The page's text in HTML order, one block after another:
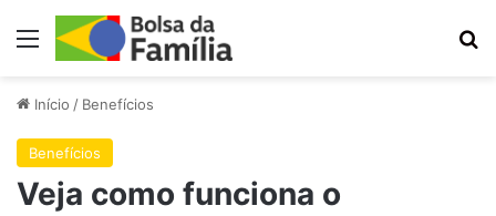
Menu
Início / Benefícios
Benefícios
Veja como funciona o